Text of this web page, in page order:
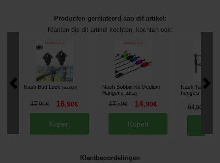
Producten gerelateerd aan dit artikel:
Klanten die dit artikel kochten, kochten ook:
Nash Butt Lock [m23887]
17,90€ 16,90€
Kopen
Nash Bobbin Kit Medium
Hanger [m33162]
17,50€ 14,90€
Kopen
Nash Tackle
hengels
84,90
Klantbeoordelingen